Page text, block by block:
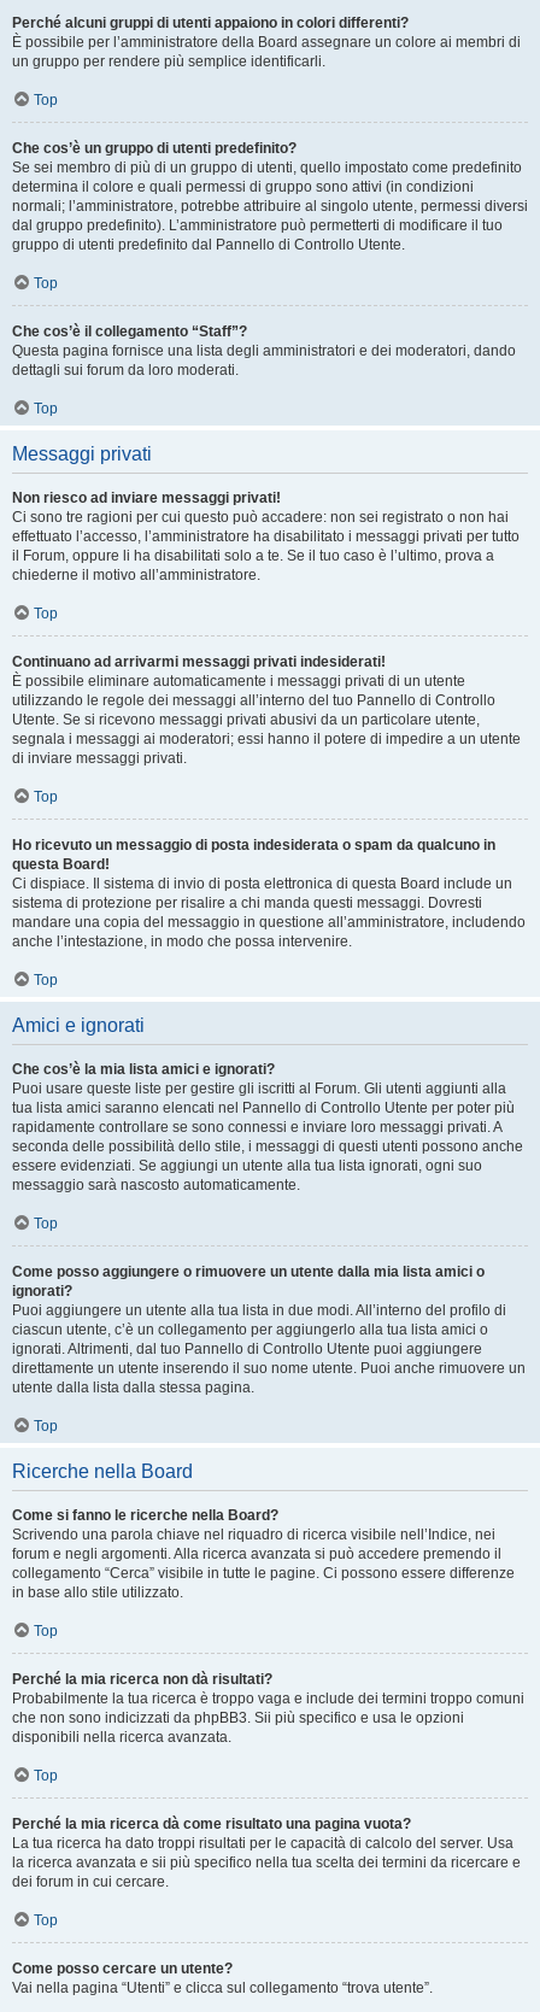
Perché alcuni gruppi di utenti appaiono in colori differenti?
È possibile per l’amministratore della Board assegnare un colore ai membri di
un gruppo per rendere più semplice identificarli.
Top
Che cos’è un gruppo di utenti predefinito?
Se sei membro di più di un gruppo di utenti, quello impostato come predefinito
determina il colore e quali permessi di gruppo sono attivi (in condizioni
normali; l’amministratore, potrebbe attribuire al singolo utente, permessi diversi
dal gruppo predefinito). L’amministratore può permetterti di modificare il tuo
gruppo di utenti predefinito dal Pannello di Controllo Utente.
Top
Che cos’è il collegamento “Staff”?
Questa pagina fornisce una lista degli amministratori e dei moderatori, dando
dettagli sui forum da loro moderati.
Top
Messaggi privati
Non riesco ad inviare messaggi privati!
Ci sono tre ragioni per cui questo può accadere: non sei registrato o non hai
effettuato l’accesso, l’amministratore ha disabilitato i messaggi privati per tutto
il Forum, oppure li ha disabilitati solo a te. Se il tuo caso è l’ultimo, prova a
chiederne il motivo all’amministratore.
Top
Continuano ad arrivarmi messaggi privati indesiderati!
È possibile eliminare automaticamente i messaggi privati ​​di un utente
utilizzando le regole dei messaggi all’interno del tuo Pannello di Controllo
Utente. Se si ricevono messaggi privati ​​abusivi da un particolare utente,
segnala i messaggi ai moderatori; essi hanno il potere di impedire a un utente
di inviare messaggi privati​​.
Top
Ho ricevuto un messaggio di posta indesiderata o spam da qualcuno in
questa Board!
Ci dispiace. Il sistema di invio di posta elettronica di questa Board include un
sistema di protezione per risalire a chi manda questi messaggi. Dovresti
mandare una copia del messaggio in questione all’amministratore, includendo
anche l’intestazione, in modo che possa intervenire.
Top
Amici e ignorati
Che cos’è la mia lista amici e ignorati?
Puoi usare queste liste per gestire gli iscritti al Forum. Gli utenti aggiunti alla
tua lista amici saranno elencati nel Pannello di Controllo Utente per poter più
rapidamente controllare se sono connessi e inviare loro messaggi privati. A
seconda delle possibilità dello stile, i messaggi di questi utenti possono anche
essere evidenziati. Se aggiungi un utente alla tua lista ignorati, ogni suo
messaggio sarà nascosto automaticamente.
Top
Come posso aggiungere o rimuovere un utente dalla mia lista amici o
ignorati?
Puoi aggiungere un utente alla tua lista in due modi. All’interno del profilo di
ciascun utente, c’è un collegamento per aggiungerlo alla tua lista amici o
ignorati. Altrimenti, dal tuo Pannello di Controllo Utente puoi aggiungere
direttamente un utente inserendo il suo nome utente. Puoi anche rimuovere un
utente dalla lista dalla stessa pagina.
Top
Ricerche nella Board
Come si fanno le ricerche nella Board?
Scrivendo una parola chiave nel riquadro di ricerca visibile nell’Indice, nei
forum e negli argomenti. Alla ricerca avanzata si può accedere premendo il
collegamento “Cerca” visibile in tutte le pagine. Ci possono essere differenze
in base allo stile utilizzato.
Top
Perché la mia ricerca non dà risultati?
Probabilmente la tua ricerca è troppo vaga e include dei termini troppo comuni
che non sono indicizzati da phpBB3. Sii più specifico e usa le opzioni
disponibili nella ricerca avanzata.
Top
Perché la mia ricerca dà come risultato una pagina vuota?
La tua ricerca ha dato troppi risultati per le capacità di calcolo del server. Usa
la ricerca avanzata e sii più specifico nella tua scelta dei termini da ricercare e
dei forum in cui cercare.
Top
Come posso cercare un utente?
Vai nella pagina “Utenti” e clicca sul collegamento “trova utente”.